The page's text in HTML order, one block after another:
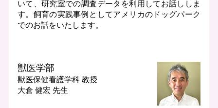
いて、研究室での調査データを利用してお話ししま
す。飼育の実践事例としてアメリカのドッグパーク
でのお話をいたします。
獣医学部
獣医保健看護学科 教授
大倉 健宏 先生